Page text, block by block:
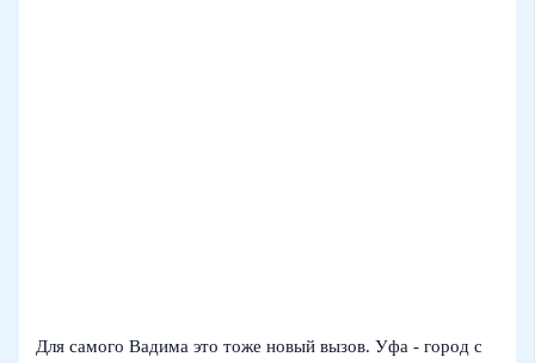
Для самого Вадима это тоже новый вызов. Уфа - город с